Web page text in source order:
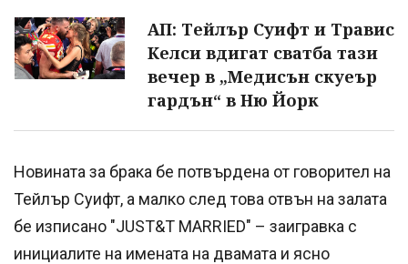
АП: Тейлър Суифт и Травис
Келси вдигат сватба тази
вечер в „Медисън скуеър
гардън“ в Ню Йорк
Новината за брака бе потвърдена от говорител на
Тейлър Суифт, а малко след това отвън на залата
бе изписано "JUST&T MARRIED" – заигравка с
инициалите на имената на двамата и ясно